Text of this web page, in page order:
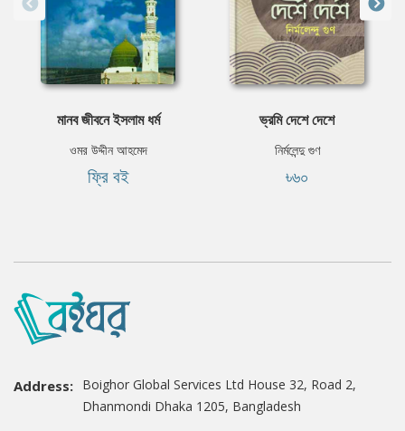
মানব জীবনে ইসলাম ধর্ম
ওমর উদ্দীন আহমেদ
ফ্রি বই
ভ্রমি দেশে দেশে
নির্মলেন্দু গুণ
৳৬০
Address: Boighor Global Services Ltd House 32, Road 2,
Dhanmondi Dhaka 1205, Bangladesh